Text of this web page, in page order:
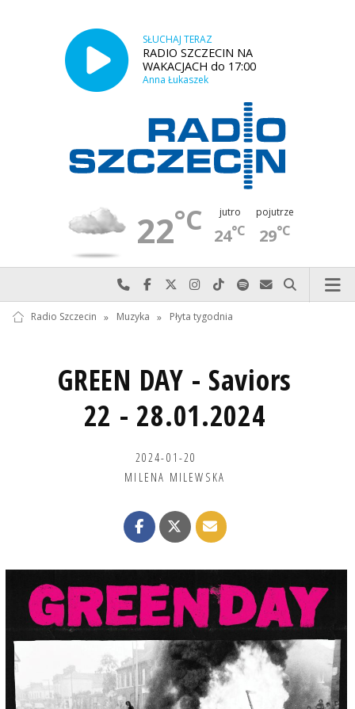
SŁUCHAJ TERAZ
RADIO SZCZECIN NA
WAKACJACH do 17:00
Anna Łukaszek
22°C jutro
24°C
pojutrze
29°C
Najlepiej po prostu do nas zadzwoń
Odwiedź nas na Facebook-u
Odwiedź nas na X
Odwiedź nas na Instagram-ie
Odwiedź nas na TikTok-u
Szukaj nas na Spotify
Wyślij do nas
Szukaj
Radio Szczecin » Muzyka » Płyta tygodnia
GREEN DAY - Saviors
22 - 28.01.2024
2024-01-20
MILENA MILEWSKA